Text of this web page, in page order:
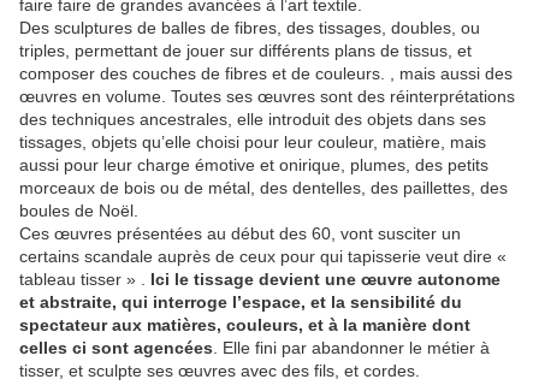
faire faire de grandes avancées à l’art textile.
Des sculptures de balles de fibres, des tissages, doubles, ou
triples, permettant de jouer sur différents plans de tissus, et
composer des couches de fibres et de couleurs. , mais aussi des
œuvres en volume. Toutes ses œuvres sont des réinterprétations
des techniques ancestrales, elle introduit des objets dans ses
tissages, objets qu’elle choisi pour leur couleur, matière, mais
aussi pour leur charge émotive et onirique, plumes, des petits
morceaux de bois ou de métal, des dentelles, des paillettes, des
boules de Noël.
Ces œuvres présentées au début des 60, vont susciter un
certains scandale auprès de ceux pour qui tapisserie veut dire «
tableau tisser » . Ici le tissage devient une œuvre autonome
et abstraite, qui interroge l’espace, et la sensibilité du
spectateur aux matières, couleurs, et à la manière dont
celles ci sont agencées . Elle fini par abandonner le métier à
tisser, et sculpte ses œuvres avec des fils, et cordes.